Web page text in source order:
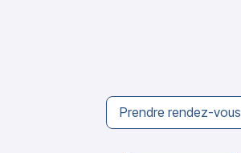
Prendre rendez-vous